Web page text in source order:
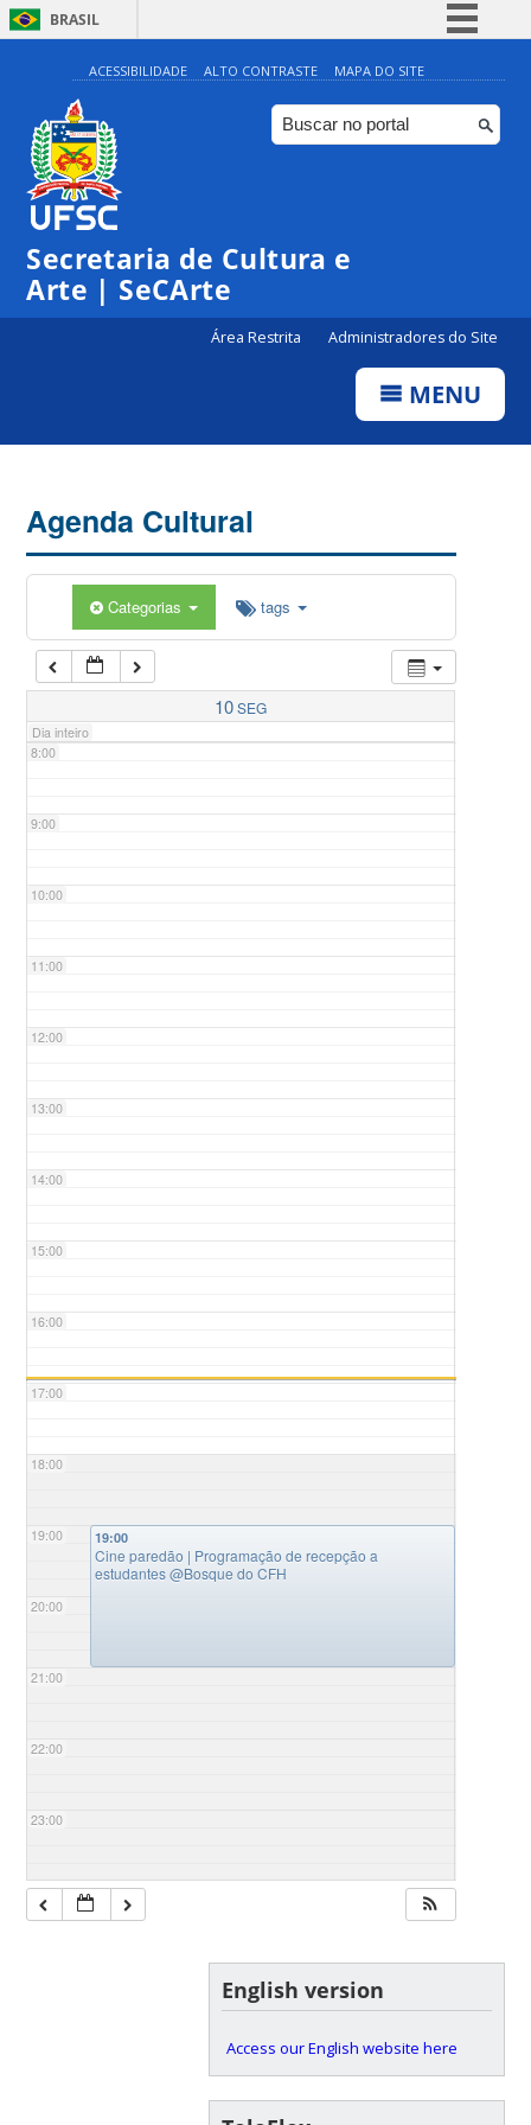
BRASIL
Simplifique!
Comunica BR
Participe
ACESSIBILIDADE ALTO CONTRASTE MAPA DO SITE
Secretaria de Cultura e
Arte | SeCArte
Área Restrita Administradores do Site
MENU
Agenda Cultural
Categorias tags
10SEG
Dia inteiro
0:00
1:00
5:00
7:00
8:00
9:00
10:00
11:00
12:00
13:00
14:00
15:00
16:00
17:00
18:00
19:00
20:00
21:00
22:00
23:00
19:00
Cine paredão | Programação de recepção a
estudantes@Bosque do CFH
English version
Access our English website here